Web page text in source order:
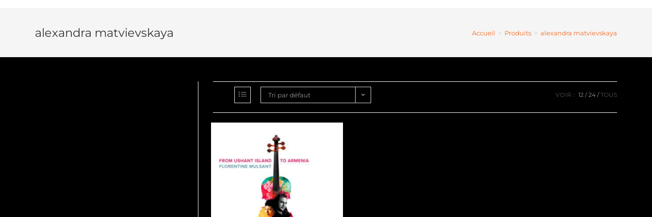
alexandra matvievskaya Accueil > Produits > alexandra matvievskaya
Tri par défaut VOIR : 12 24 TOUS